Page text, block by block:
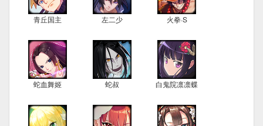
青丘国主 左二少 火拳·S
蛇血舞姬 蛇叔 白鬼院凛凛蝶